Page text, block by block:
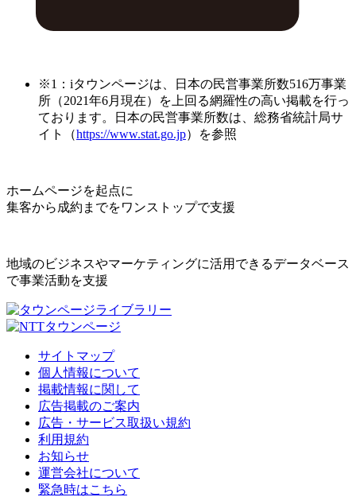
※1：iタウンページは、日本の民営事業所数516万事業
所（2021年6月現在）を上回る網羅性の高い掲載を行っ
ております。日本の民営事業所数は、総務省統計局サ
イト（https://www.stat.go.jp）を参照
ホームページを起点に
集客から成約までをワンストップで支援
地域のビジネスやマーケティングに活用できるデータベース
で事業活動を支援
サイトマップ
個人情報について
掲載情報に関して
広告掲載のご案内
広告・サービス取扱い規約
利用規約
お知らせ
運営会社について
緊急時はこちら